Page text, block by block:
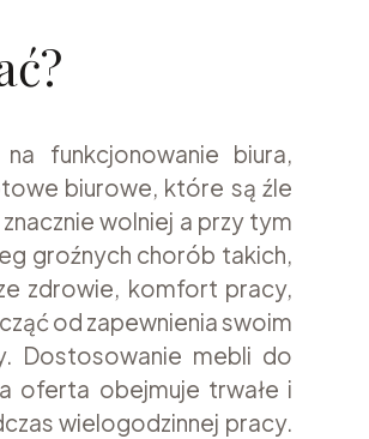
funkcjonowanie biura,
biurowe, które są źle
wolniej a przy tym
groźnych chorób takich,
zdrowie, komfort pracy,
od zapewnienia swoim
Dostosowanie mebli do
oferta obejmuje trwałe i
wielogodzinnej pracy.